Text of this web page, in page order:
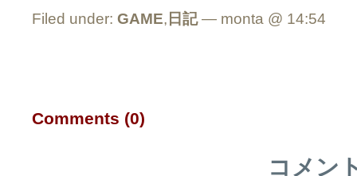
Filed under: GAME, 日記— monta @ 14:54
Comments (0)
コメン